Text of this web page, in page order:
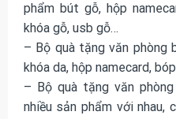
phẩm bút gỗ, hộp
khóa gỗ, usb gỗ…
– Bộ quà tặng văn phòng
khóa da, hộp namecard,
– Bộ quà tặng văn
nhiều sản phẩm với